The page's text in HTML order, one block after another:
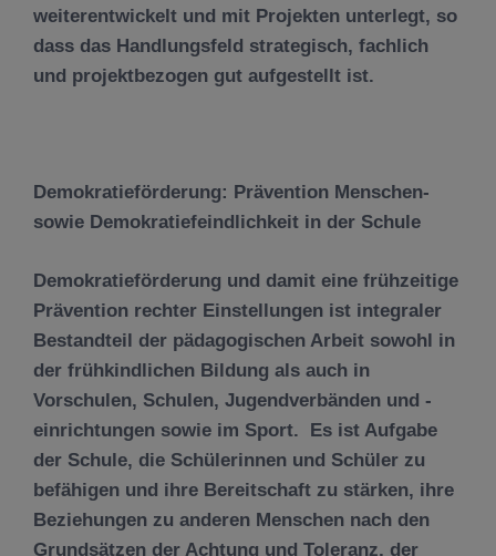
weiterentwickelt und mit Projekten unterlegt, so
dass das Handlungsfeld strategisch, fachlich
und projektbezogen gut aufgestellt ist.
Demokratieförderung: Prävention Menschen-
sowie Demokratiefeindlichkeit in der Schule
Demokratieförderung und damit eine frühzeitige
Prävention rechter Einstellungen ist integraler
Bestandteil der pädagogischen Arbeit sowohl in
der frühkindlichen Bildung als auch in
Vorschulen, Schulen, Jugendverbänden und -
einrichtungen sowie im Sport. Es ist Aufgabe
der Schule, die Schülerinnen und Schüler zu
befähigen und ihre Bereitschaft zu stärken, ihre
Beziehungen zu anderen Menschen nach den
Grundsätzen der Achtung und Toleranz, der